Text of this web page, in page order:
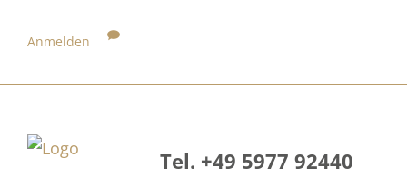
Anmelden
Tel. +49 5977 92440